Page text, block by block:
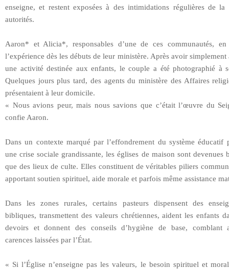
enseigne, et restent exposées à des intimidations régulières de la
autorités.
Aaron* et Alicia*, responsables d’une de ces communautés,
l’expérience dès les débuts de leur ministère. Après avoir simplement
une activité destinée aux enfants, le couple a été photographié à
Quelques jours plus tard, des agents du ministère des Affaires
présentaient à leur domicile.
« Nous avions peur, mais nous savions que c’était l’œuvre du
confie Aaron.
Dans un contexte marqué par l’effondrement du système éducatif
une crise sociale grandissante, les églises de maison sont devenues
que des lieux de culte. Elles constituent de véritables piliers
apportant soutien spirituel, aide morale et parfois même assistance
Dans les zones rurales, certains pasteurs dispensent des
bibliques, transmettent des valeurs chrétiennes, aident les enfants
devoirs et donnent des conseils d’hygiène de base, comblant
carences laissées par l’État.
« Si l’Église n’enseigne pas les valeurs, le besoin spirituel et